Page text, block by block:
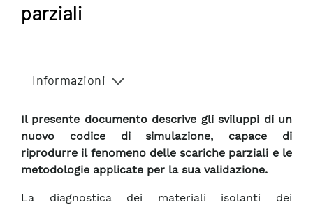
parziali
Informazioni
Il presente documento descrive gli sviluppi di un
nuovo codice di simulazione, capace di
riprodurre il fenomeno delle scariche parziali e le
metodologie applicate per la sua validazione.
La diagnostica dei materiali isolanti dei